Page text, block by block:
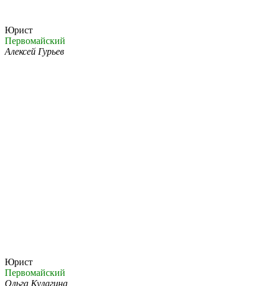
Юрист
Первомайский
Алексей Гурьев
Юрист
Первомайский
Ольга Кулагина